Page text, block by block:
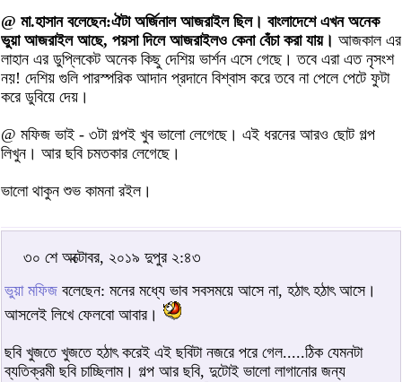
@ মা.হাসান বলেছেন:ঐটা অর্জিনাল আজরাইল ছিল। বাংলাদেশে এখন অনেক
ভুয়া আজরাইল আছে, পয়সা দিলে আজরাইলও কেনা বেঁচা করা যায়। আজকাল এর
লাহান এর ডুপ্লিকেট অনেক কিছু দেশিয় ভার্শন এসে গেছে। তবে এরা এত নৃসংশ
নয়! দেশিয় গুলি পারস্পরিক আদান প্রদানে বিশ্বাস করে তবে না পেলে পেটে ফুটা
করে ডুবিয়ে দেয়।
@ মফিজ ভাই - ৩টা গল্পই খুব ভালো লেগেছে। এই ধরনের আরও ছোট গল্প
লিখুন। আর ছবি চমতকার লেগেছে।
ভালো থাকুন শুভ কামনা রইল।
৩০ শে অক্টোবর, ২০১৯ দুপুর ২:৪৩
ভুয়া মফিজ বলেছেন: মনের মধ্যে ভাব সবসময়ে আসে না, হঠাৎ হঠাৎ আসে।
আসলেই লিখে ফেলবো আবার।
ছবি খুজতে খুজতে হঠাৎ করেই এই ছবিটা নজরে পরে গেল.....ঠিক যেমনটা
ব্যতিক্রমী ছবি চাচ্ছিলাম। গল্প আর ছবি, দুটোই ভালো লাগানোর জন্য